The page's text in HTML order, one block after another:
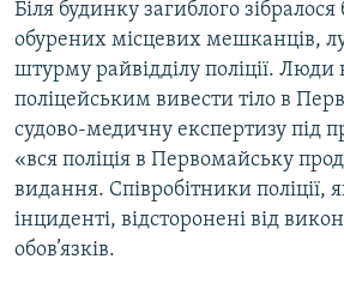
Біля будинку загиблого
обурених місцевих мешканців,
штурму райвідділу поліції. Люди
поліцейським вивести тіло в
судово-медичну експертизу під
«вся поліція в Первомайську
видання. Співробітники поліції,
інциденті, відсторонені від
обов’язків.